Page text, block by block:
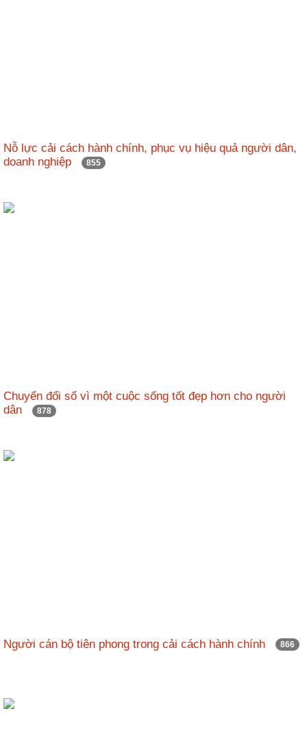
Nỗ lực cải cách hành chính, phục vụ hiệu quả người dân,
doanh nghiệp
855
Chuyển đổi số vì một cuộc sống tốt đẹp hơn cho người
dân
878
Người cán bộ tiên phong trong cải cách hành chính 866